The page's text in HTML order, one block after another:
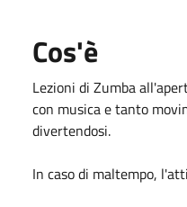
Cos'è
Lezioni di Zumba
con musica e tanto
divertendosi.
In caso di maltempo,